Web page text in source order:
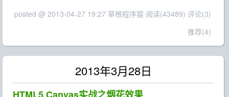
posted @ 2013-04-27 19:27 草根程序猿 阅读(43489) 评论(3)
推荐(4)
2013年3月28日